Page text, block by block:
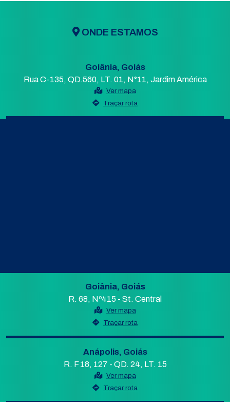
ONDE ESTAMOS
Goiânia, Goiás
Rua C-135, QD.560, LT. 01, N°11, Jardim América
Ver mapa
Traçar rota
Goiânia, Goiás
R. 68, Nº415 - St. Central
Ver mapa
Traçar rota
Anápolis, Goiás
R. F 18, 127 - QD. 24, LT. 15
Ver mapa
Traçar rota